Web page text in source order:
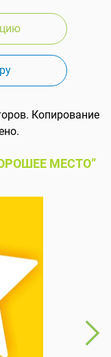
Копирование
МЕСТО”